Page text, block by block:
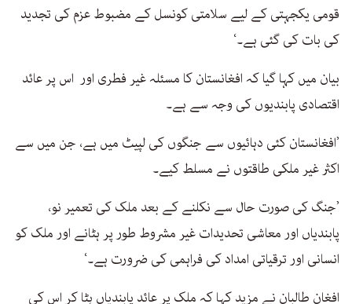
قومی یکجہتی کے لیے سلامتی کونسل کے مضبوط عزم کی تجدید
کی بات کی گئی ہے۔‘
بیان میں کہا گیا کہ افغانستان کا مسئلہ غیر فطری اور اس پر عائد
اقتصادی پابندیوں کی وجہ سے ہے۔
’افغانستان کئی دہائیوں سے جنگوں کی لپیٹ میں ہے، جن میں سے
اکثر غیر ملکی طاقتوں نے مسلط کیے۔
’جنگ کی صورت حال سے نکلنے کے بعد ملک کی تعمیر نو،
پابندیاں اور معاشی تحدیدات غیر مشروط طور پر ہٹانے اور ملک کو
انسانی اور ترقیاتی امداد کی فراہمی کی ضرورت ہے۔‘
افغان طالبان نے مزید کہا کہ ملک پر عائد پابندیاں ہٹا کر اس کی